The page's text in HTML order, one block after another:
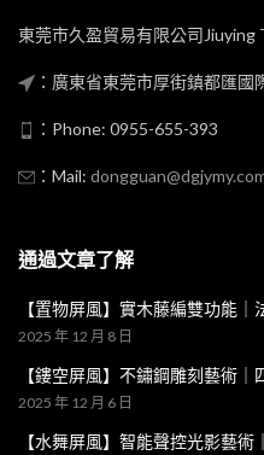
東莞市久盈貿易有限公司Jiuying
：廣東省東莞市厚街鎮都匯國
：Phone: 0955-655-393
：Mail:
通過文章了解
【置物屏風】實木藤編雙功能
2025 年 12 月 8 日
【鏤空屏風】不鏽鋼雕刻藝術
2025 年 12 月 6 日
【水舞屏風】智能聲控光影藝